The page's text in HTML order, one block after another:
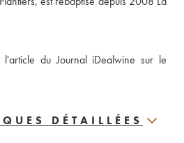
l'article du Journal iDealwine sur le
DÉTAILLÉES